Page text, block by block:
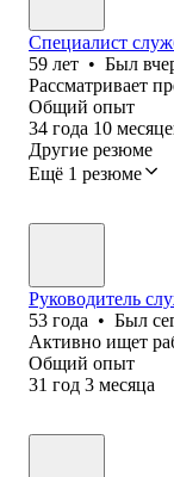
Специалист
59 лет • Был
Рассматривает
Общий опыт
34 года 10
Другие резюме
Ещё 1 резюме
Руководитель
53 года • Был
Активно ищет
Общий опыт
31 год 3 месяца